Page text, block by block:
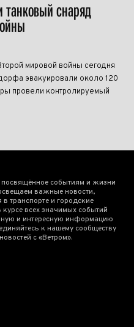
снаряд
мировой войны сегодня
эвакуировали около 120
провели контролируемый
посвящённое событиям и жизни
важные новости,
транспорте и городские
всех значимых событий
и интересную информацию
к нашему сообществу
с «Ветром».